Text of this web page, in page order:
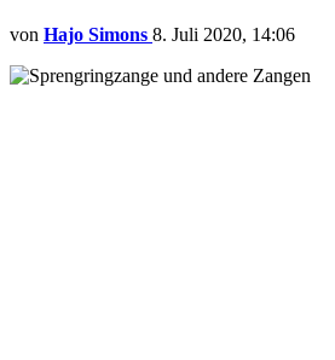
von Hajo Simons 8. Juli 2020, 14:06